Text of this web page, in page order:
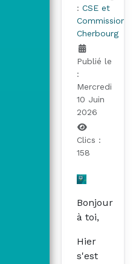
: CSE et
Commissions
Cherbourg
Publié le
:
Mercredi
10 Juin
2026
Clics :
158
Bonjour
à toi,
Hier
s'est